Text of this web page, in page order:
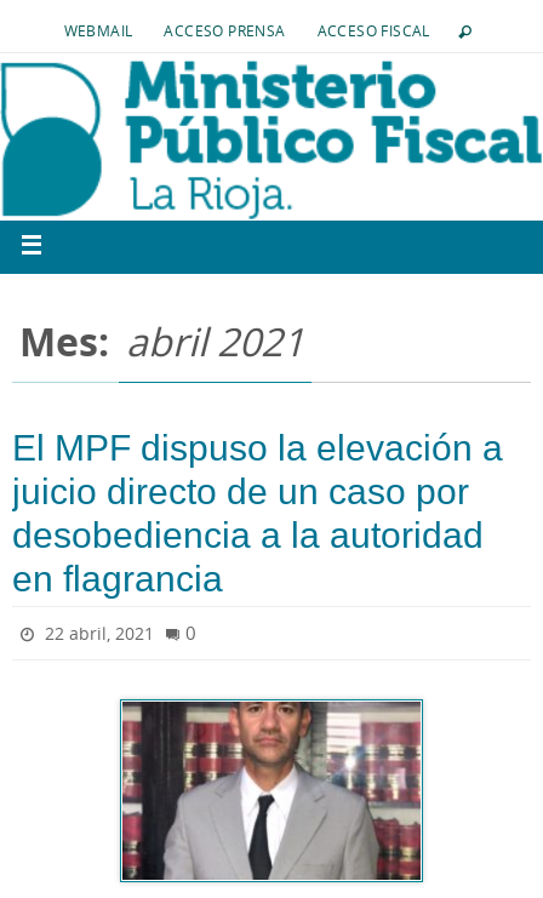
WEBMAIL ACCESO PRENSA ACCESO FISCAL
Mes: abril 2021
El MPF dispuso la elevación a
juicio directo de un caso por
desobediencia a la autoridad
en flagrancia
22 abril, 2021 0